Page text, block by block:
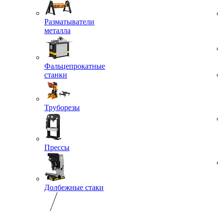
Разматыватели
металла
Фальцепрокатные
станки
Труборезы
Прессы
Долбежные стаки